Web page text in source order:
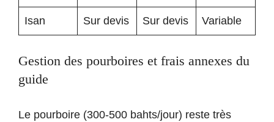
Isan Sur devis Sur devis Variable
Gestion des pourboires et frais annexes du
guide
Le pourboire (300-500 bahts/jour) reste très